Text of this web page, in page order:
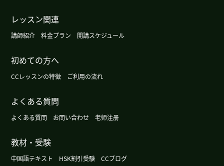
这周有点凉快，不过周末气温会再升高。
我又盲棋来了。( 女性 )
广州的天气渐渐有秋天的感觉了。
这部小说比较简单,但是有意思。
レッスン関連
講師紹介 料金プラン 開講スケジュール
初めての方へ
CCレッスンの特徴 ご利用の流れ
よくある質問
よくある質問 お問い合わせ 老师注册
教材・受験
中国語テキスト HSK割引受験 CCブログ